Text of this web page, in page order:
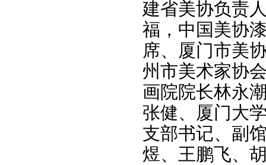
建省美协负责
福，中国美协
席、厦门市美
州市美术家协
画院院长林永
张健、厦门大
支部书记、副
煜、王鹏飞、